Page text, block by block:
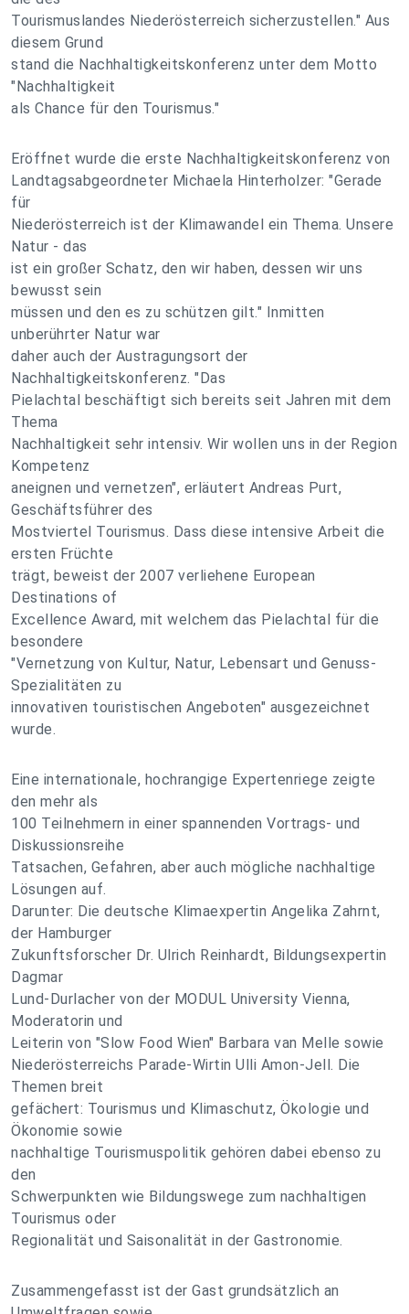
Tourismuslandes Niederösterreich sicherzustellen." Aus
diesem Grund
stand die Nachhaltigkeitskonferenz unter dem Motto
"Nachhaltigkeit
als Chance für den Tourismus."
Eröffnet wurde die erste Nachhaltigkeitskonferenz von
Landtagsabgeordneter Michaela Hinterholzer: "Gerade
für
Niederösterreich ist der Klimawandel ein Thema. Unsere
Natur - das
ist ein großer Schatz, den wir haben, dessen wir uns
bewusst sein
müssen und den es zu schützen gilt." Inmitten
unberührter Natur war
daher auch der Austragungsort der
Nachhaltigkeitskonferenz. "Das
Pielachtal beschäftigt sich bereits seit Jahren mit dem
Thema
Nachhaltigkeit sehr intensiv. Wir wollen uns in der Region
Kompetenz
aneignen und vernetzen", erläutert Andreas Purt,
Geschäftsführer des
Mostviertel Tourismus. Dass diese intensive Arbeit die
ersten Früchte
trägt, beweist der 2007 verliehene European
Destinations of
Excellence Award, mit welchem das Pielachtal für die
besondere
"Vernetzung von Kultur, Natur, Lebensart und Genuss-
Spezialitäten zu
innovativen touristischen Angeboten" ausgezeichnet
wurde.
Eine internationale, hochrangige Expertenriege zeigte
den mehr als
100 Teilnehmern in einer spannenden Vortrags- und
Diskussionsreihe
Tatsachen, Gefahren, aber auch mögliche nachhaltige
Lösungen auf.
Darunter: Die deutsche Klimaexpertin Angelika Zahrnt,
der Hamburger
Zukunftsforscher Dr. Ulrich Reinhardt, Bildungsexpertin
Dagmar
Lund-Durlacher von der MODUL University Vienna,
Moderatorin und
Leiterin von "Slow Food Wien" Barbara van Melle sowie
Niederösterreichs Parade-Wirtin Ulli Amon-Jell. Die
Themen breit
gefächert: Tourismus und Klimaschutz, Ökologie und
Ökonomie sowie
nachhaltige Tourismuspolitik gehören dabei ebenso zu
den
Schwerpunkten wie Bildungswege zum nachhaltigen
Tourismus oder
Regionalität und Saisonalität in der Gastronomie.
Zusammengefasst ist der Gast grundsätzlich an